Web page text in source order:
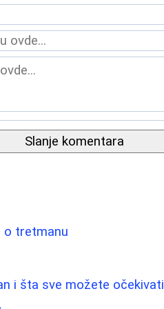
Slanje komentara
o tretmanu
i šta sve možete očekivati